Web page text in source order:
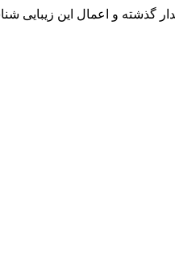
گذشته و اعمال این